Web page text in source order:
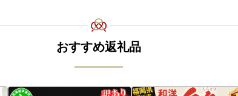
おすすめ返礼品